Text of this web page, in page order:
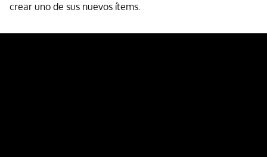
crear uno de sus nuevos ítems.